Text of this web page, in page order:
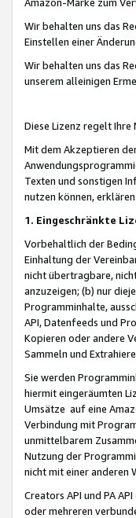
Wir behalten uns das
Einstellen einer
Wir behalten uns das
unserem alleinigen
Diese Lizenz regelt
Mit dem Akzeptieren
Texten und sonstigen
nutzen können,
1. Eingeschränkte
Vorbehaltlich der
Einhaltung der
nicht übertragbare,
anzuzeigen; (b) nur
Programminhalte,
API, Datenfeeds und
Kopieren oder andere
Sammeln und
Sie werden
hiermit eingeräumten
Umsätze auf eine
Verbindung mit
unmittelbarem
Nutzung der
nicht mit einer anderen
Creators API und PA
oder mehreren